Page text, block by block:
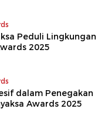
Peduli Lingkungan
2025
dalam Penegakan
Awards 2025